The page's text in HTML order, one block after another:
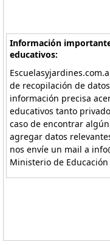
Información
educativos:
de recopilación de
información precisa
educativos tanto
caso de encontrar
agregar datos
nos envíe un mail a
Ministerio de